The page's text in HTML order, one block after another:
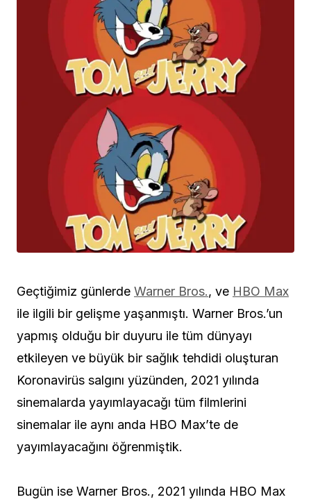
Geçtiğimiz günlerde Warner Bros., ve HBO Max
ile ilgili bir gelişme yaşanmıştı. Warner Bros.’un
yapmış olduğu bir duyuru ile tüm dünyayı
etkileyen ve büyük bir sağlık tehdidi oluşturan
Koronavirüs salgını yüzünden, 2021 yılında
sinemalarda yayımlayacağı tüm filmlerini
sinemalar ile aynı anda HBO Max’te de
yayımlayacağını öğrenmiştik.
Bugün ise Warner Bros., 2021 yılında HBO Max